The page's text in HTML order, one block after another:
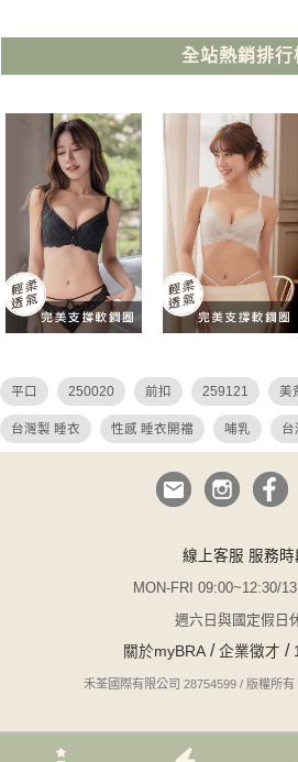
全站熱銷排行
平口 250020 前扣 259121 美
台灣製 睡衣 性感 睡衣開襠 哺乳 台
無與倫比 無鋼圈
QQ美波 前扣式內
k罩杯 大碼 平口內衣
性感 透視 吊帶襪 白色 蕾絲
線上客服 服務時
MON-FRI 09:00~12:30/
週六日與國定假日
關於myBRA/ 企業徵才 /
禾荃國際有限公司 28754599 / 版權所